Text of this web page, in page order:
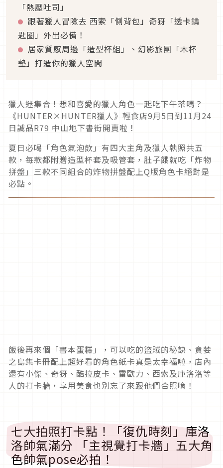
「熱壓吐司」
跟著獵人冒險去 西索「側背包」奇犽「透卡鑰
匙圈」外出必備！
居家質感周邊「造型杯組」、幻影旅團「木杯
墊」打造你的獵人空間
獵人迷集合！想和喜愛的獵人角色一起吃下午茶嗎？
《HUNTER×HUNTER獵人》輕食店9月5日到11月24
日誠品R79 中山地下書街開賣啦！
夏日必喝「角色氣泡飲」有四大主角及獵人執照共五
款，每款都附贈造型杯套及吸管套，肚子餓就吃「炸物
拼盤」三款不同組合的炸物拼盤配上Q版角色卡絕對是
必點。
飯後再來個「書本蛋糕」，可以吃的盜賊的秘訣、貪婪
之島集卡冊配上超好看的角色紙卡真是太幸福啦，店內
還有小傑、奇犽、酷拉皮卡、雷歐力、西索及庫洛洛等
人的打卡牆，享用美食也別忘了來跟他們合照唷！
七大拍照打卡點！「復仇時刻」庫洛
洛帥氣滿分 「主視覺打卡牆」五大角
色帥氣pose必拍！